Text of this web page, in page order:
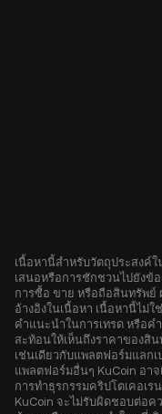
เนื้อหานี้สำหรับวัตถุประสงค์
เสนอหรือการชักชวนไปยังข้
การซื้อ ขาย หรือถือสินทรัพย์
อ้างอิงในเนื้อหา เนื้อหานี้ไม่
คำแนะนำในการเทรด หรือ
สะท้อนให้เห็นถึงราคาของสิ
เช่นเดียวกับแพลตฟอร์มแลก
แพลตฟอร์มอื่นๆ KuCoin อา
การทำธุรกรรมคริปโตเคอเ
KuCoin จะไม่รับผิดชอบต่อค